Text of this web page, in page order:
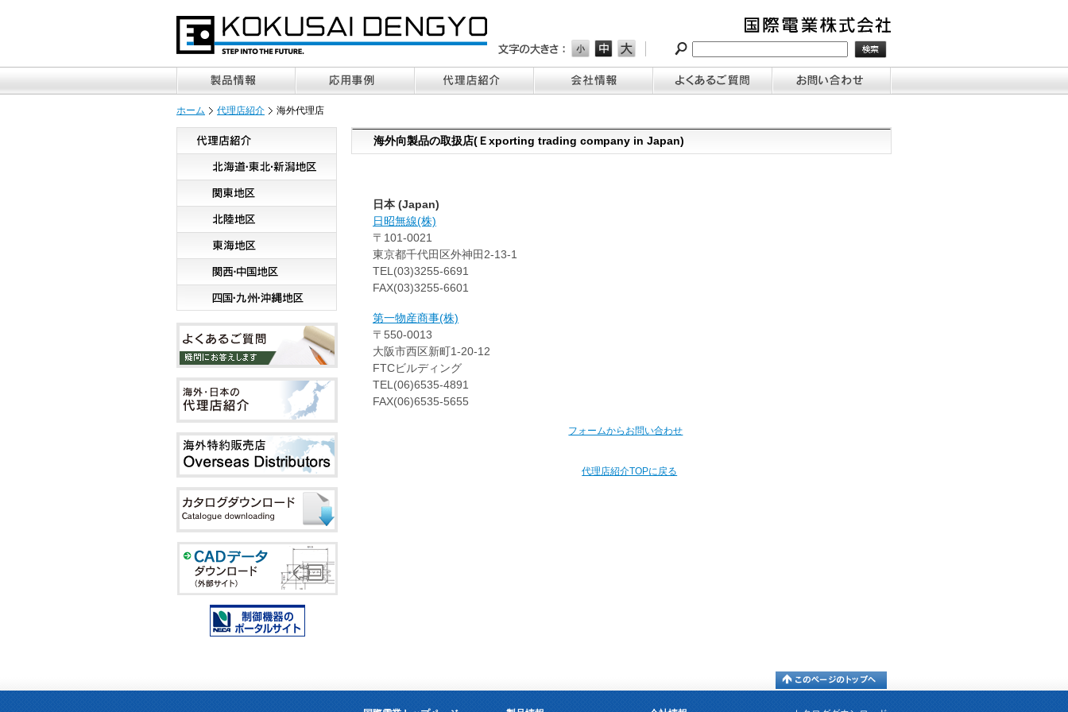
ホーム 代理店紹介 海外代理店
海外向製品の取扱店(Ｅxporting trading company in Japan)
日本 (Japan)
日昭無線(株)
〒101-0021
東京都千代田区外神田2-13-1
TEL(03)3255-6691
FAX(03)3255-6601
第一物産商事(株)
〒550-0013
大阪市西区新町1-20-12
FTCビルディング
TEL(06)6535-4891
FAX(06)6535-5655
フォームからお問い合わせ
代理店紹介TOPに戻る